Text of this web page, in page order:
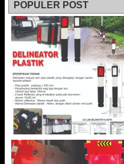
POPULER POST